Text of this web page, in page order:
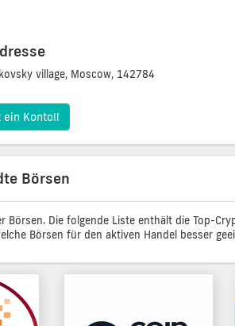
village, Moscow, 142784
ein Konto!!
Börsen
Börsen. Die folgende Liste enthält die Top-
Börsen für den aktiven Handel besser